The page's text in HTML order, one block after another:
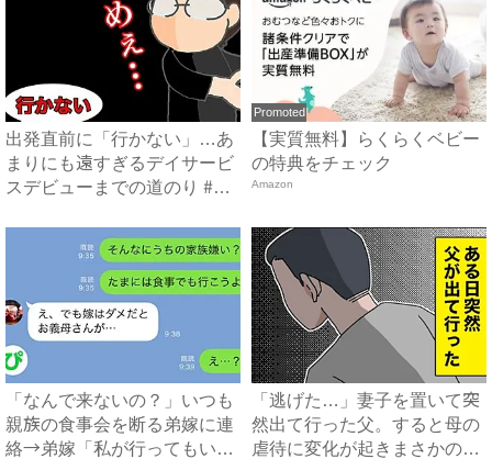
出発直前に「行かない」…あ
まりにも遠すぎるデイサービ
スデビューまでの道のり #
Promoted
【実質無料】らくらくベビー
の特典をチェック
Amazon
「なんで来ないの？」いつも
親族の食事会を断る弟嫁に連
絡→弟嫁「私が行ってもいい
「逃げた…」妻子を置いて突
然出て行った父。すると母の
虐待に変化が起きまさかの…